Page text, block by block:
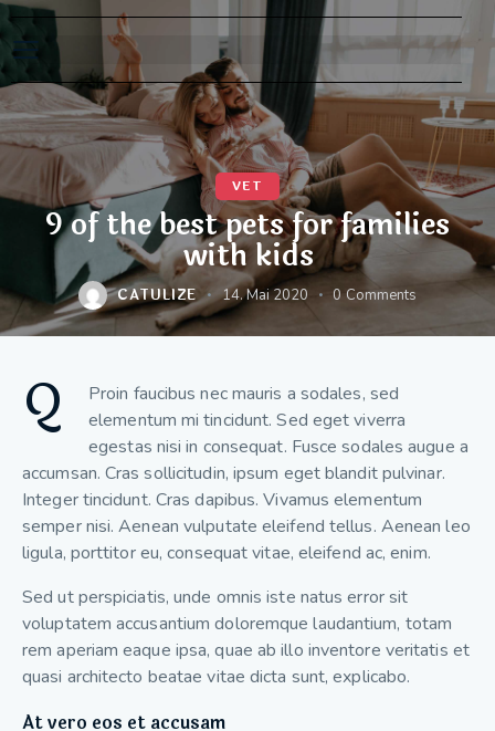
VET
9 of the best pets for families
with kids
CATULIZE 14. Mai 2020 0 Comments
Q
Proin faucibus nec mauris a sodales, sed
elementum mi tincidunt. Sed eget viverra
egestas nisi in consequat. Fusce sodales augue a
accumsan. Cras sollicitudin, ipsum eget blandit pulvinar.
Integer tincidunt. Cras dapibus. Vivamus elementum
semper nisi. Aenean vulputate eleifend tellus. Aenean leo
ligula, porttitor eu, consequat vitae, eleifend ac, enim.
Sed ut perspiciatis, unde omnis iste natus error sit
voluptatem accusantium doloremque laudantium, totam
rem aperiam eaque ipsa, quae ab illo inventore veritatis et
quasi architecto beatae vitae dicta sunt, explicabo.
At vero eos et accusam